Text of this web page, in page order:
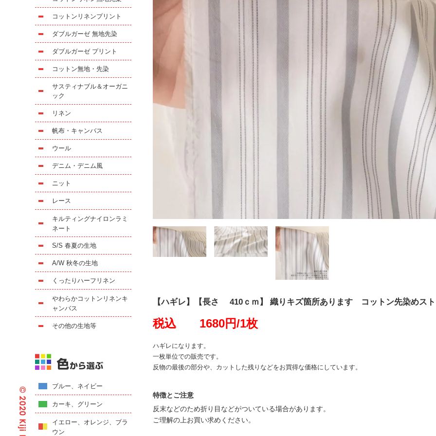
【ハギレ】【長さ 410ｃｍ】 織りキズ箇所あります コットン先染めス
税込 1680円/1枚
ハギレになります。
一枚単位での販売です。
反物の最後の部分や、カットした残りなどをお買得な価格にしています。
特徴とご注意
反末などのため折り目などがついている場合があります。
ご理解の上お買い求めください。
コットンリネンプリント
ダブルガーゼ 無地先染
ダブルガーゼ プリント
コットン無地・先染
サスティナブル＆オーガニ
ック
リネン
帆布・キャンバス
ウール
デニム・デニム風
ニット
レース
キルティングナイロンラミ
ネート
S/S 春夏の生地
A/W 秋冬の生地
くったりハーフリネン
やわらかコットンリネンキ
ャンバス
その他の生地等
ブルー、ネイビー
カーキ、グリーン
イエロー、オレンジ、ブラ
ウン